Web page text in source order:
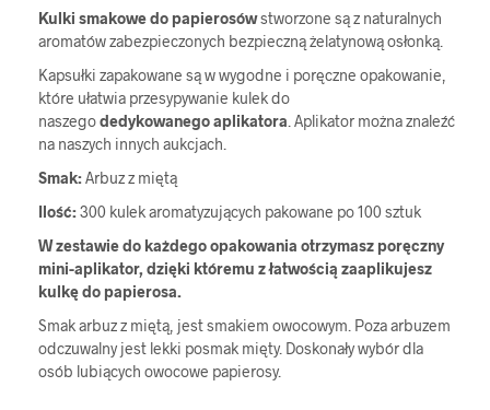
Kulki smakowe do papierosówstworzone są z naturalnych
aromatów zabezpieczonych bezpieczną żelatynową osłonką.
Kapsułki zapakowane są w wygodne i poręczne opakowanie,
które ułatwia przesypywanie kulek do
naszegodedykowanego aplikatora . Aplikator można znaleźć
na naszych innych aukcjach.
Smak:Arbuz z miętą
Ilość:300 kulek aromatyzujących pakowane po 100 sztuk
W zestawie do każdego opakowania otrzymasz poręczny
mini-aplikator, dzięki któremu z łatwością zaaplikujesz
kulkę do papierosa.
Smak arbuz z miętą, jest smakiem owocowym. Poza arbuzem
odczuwalny jest lekki posmak mięty. Doskonały wybór dla
osób lubiących owocowe papierosy.